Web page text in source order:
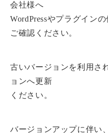
会社様へ
WordPressやプラグイン
ご確認ください。
古いバージョンを利用さ
ョンへ更新
ください。
バージョンアップに伴い